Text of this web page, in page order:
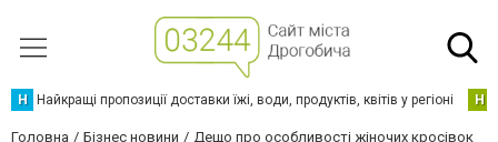
Н Найкращі пропозиції доставки їжі, води, продуктів, квітів у регіоні Н
Головна Бізнес новини Дещо про особливості жіночих кросівок